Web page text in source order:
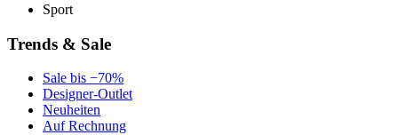
Sport
Trends & Sale
Sale bis −70%
Designer-Outlet
Neuheiten
Auf Rechnung